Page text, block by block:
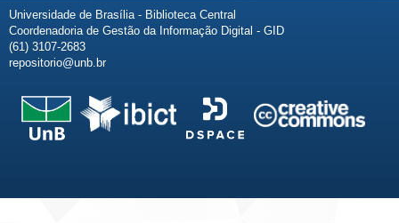
Universidade de Brasília - Biblioteca Central
Coordenadoria de Gestão da Informação Digital - GID
(61) 3107-2683
repositorio@unb.br